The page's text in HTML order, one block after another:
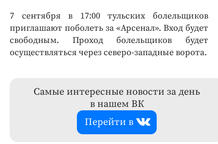
7 сентября в 17:00 тульских болельщиков
приглашают поболеть за «Арсенал». Вход будет
свободным. Проход болельщиков будет
осуществляться через северо-западные ворота.
Самые интересные новости за день
в нашем ВК
Перейти в